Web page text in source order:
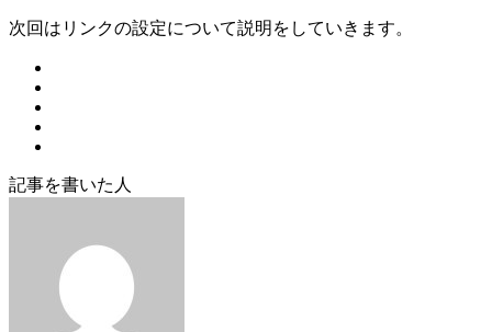
次回はリンクの設定について説明をしていきます。
記事を書いた人